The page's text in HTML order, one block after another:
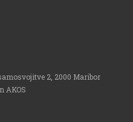
2, 2000 Maribor
AKOS